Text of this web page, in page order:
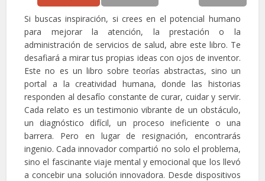
Si buscas inspiración, si crees en el potencial humano
para mejorar la atención, la prestación o la
administración de servicios de salud, abre este libro. Te
desafiará a mirar tus propias ideas con ojos de inventor.
Este no es un libro sobre teorías abstractas, sino un
portal a la creatividad humana, donde las historias
responden al desafío constante de curar, cuidar y servir.
Cada relato es un testimonio vibrante de un obstáculo,
un diagnóstico difícil, un proceso ineficiente o una
barrera. Pero en lugar de resignación, encontrarás
ingenio. Cada innovador compartió no solo el problema,
sino el fascinante viaje mental y emocional que los llevó
a concebir una solución innovadora. Desde dispositivos